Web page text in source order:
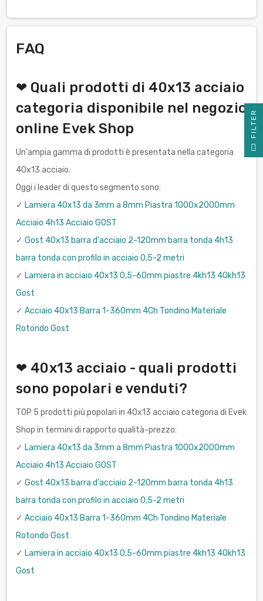
FAQ
❤ Quali prodotti di 40x13 acciaio
categoria disponibile nel negozio
online Evek Shop
Un'ampia gamma di prodotti è presentata nella categoria
40x13 acciaio.
Oggi i leader di questo segmento sono:
✓ Lamiera 40x13 da 3mm a 8mm Piastra 1000x2000mm
Acciaio 4h13 Acciaio GOST
✓ Gost 40x13 barra d'acciaio 2-120mm barra tonda 4h13
barra tonda con profilo in acciaio 0,5-2 metri
✓ Lamiera in acciaio 40x13 0,5-60mm piastre 4kh13 40kh13
Gost
✓ Acciaio 40x13 Barra 1-360mm 4Ch Tondino Materiale
Rotondo Gost
❤ 40x13 acciaio - quali prodotti
sono popolari e venduti?
TOP 5 prodotti più popolari in 40x13 acciaio categoria di Evek
Shop in termini di rapporto qualità-prezzo:
✓ Lamiera 40x13 da 3mm a 8mm Piastra 1000x2000mm
Acciaio 4h13 Acciaio GOST
✓ Gost 40x13 barra d'acciaio 2-120mm barra tonda 4h13
barra tonda con profilo in acciaio 0,5-2 metri
✓ Acciaio 40x13 Barra 1-360mm 4Ch Tondino Materiale
Rotondo Gost
✓ Lamiera in acciaio 40x13 0,5-60mm piastre 4kh13 40kh13
Gost
R